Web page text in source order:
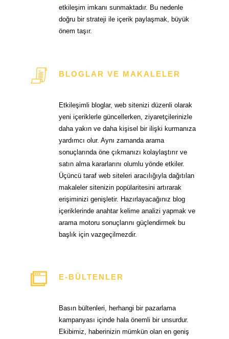
etkileşim imkanı sunmaktadır. Bu nedenle
doğru bir strateji ile içerik paylaşmak, büyük
önem taşır.
BLOGLAR VE MAKALELER
Etkileşimli bloglar, web sitenizi düzenli olarak
yeni içeriklerle güncellerken, ziyaretçilerinizle
daha yakın ve daha kişisel bir ilişki kurmanıza
yardımcı olur. Aynı zamanda arama
sonuçlarında öne çıkmanızı kolaylaştırır ve
satın alma kararlarını olumlu yönde etkiler.
Üçüncü taraf web siteleri aracılığıyla dağıtılan
makaleler sitenizin popülaritesini artırarak
erişiminizi genişletir. Hazırlayacağınız blog
içeriklerinde anahtar kelime analizi yapmak ve
arama motoru sonuçlarını güçlendirmek bu
başlık için vazgeçilmezdir.
E-BÜLTENLER
Basın bültenleri, herhangi bir pazarlama
kampanyası içinde hala önemli bir unsurdur.
Ekibimiz, haberinizin mümkün olan en geniş